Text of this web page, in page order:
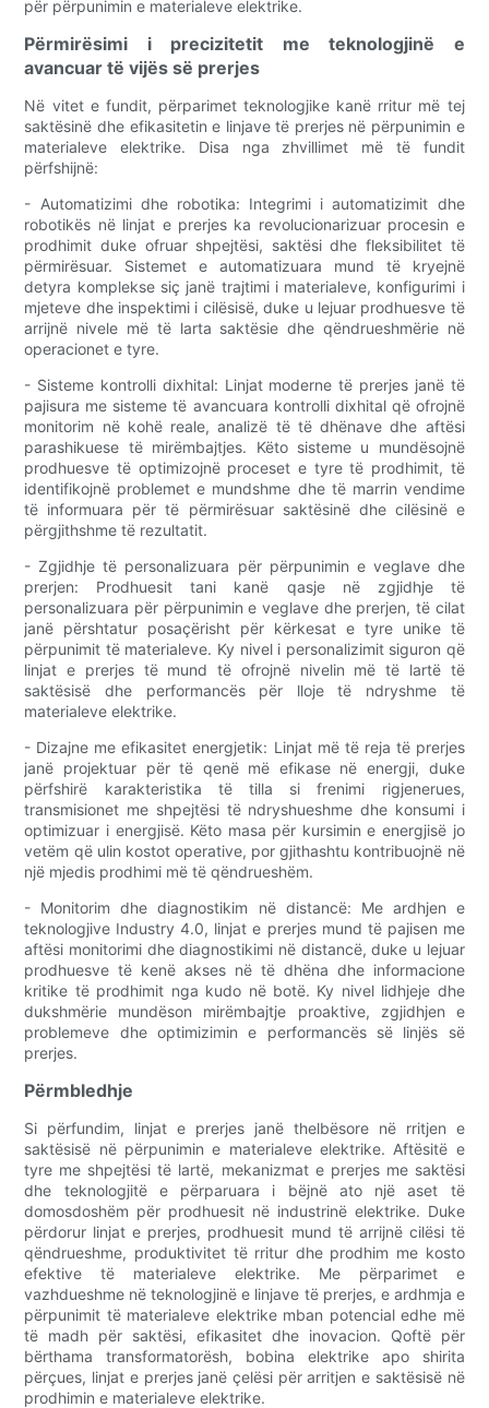
për përpunimin e materialeve elektrike.
Përmirësimi i precizitetit me teknologjinë e
avancuar të vijës së prerjes
Në vitet e fundit, përparimet teknologjike kanë rritur më tej
saktësinë dhe efikasitetin e linjave të prerjes në përpunimin e
materialeve elektrike. Disa nga zhvillimet më të fundit
përfshijnë:
- Automatizimi dhe robotika: Integrimi i automatizimit dhe
robotikës në linjat e prerjes ka revolucionarizuar procesin e
prodhimit duke ofruar shpejtësi, saktësi dhe fleksibilitet të
përmirësuar. Sistemet e automatizuara mund të kryejnë
detyra komplekse siç janë trajtimi i materialeve, konfigurimi i
mjeteve dhe inspektimi i cilësisë, duke u lejuar prodhuesve të
arrijnë nivele më të larta saktësie dhe qëndrueshmërie në
operacionet e tyre.
- Sisteme kontrolli dixhital: Linjat moderne të prerjes janë të
pajisura me sisteme të avancuara kontrolli dixhital që ofrojnë
monitorim në kohë reale, analizë të të dhënave dhe aftësi
parashikuese të mirëmbajtjes. Këto sisteme u mundësojnë
prodhuesve të optimizojnë proceset e tyre të prodhimit, të
identifikojnë problemet e mundshme dhe të marrin vendime
të informuara për të përmirësuar saktësinë dhe cilësinë e
përgjithshme të rezultatit.
- Zgjidhje të personalizuara për përpunimin e veglave dhe
prerjen: Prodhuesit tani kanë qasje në zgjidhje të
personalizuara për përpunimin e veglave dhe prerjen, të cilat
janë përshtatur posaçërisht për kërkesat e tyre unike të
përpunimit të materialeve. Ky nivel i personalizimit siguron që
linjat e prerjes të mund të ofrojnë nivelin më të lartë të
saktësisë dhe performancës për lloje të ndryshme të
materialeve elektrike.
- Dizajne me efikasitet energjetik: Linjat më të reja të prerjes
janë projektuar për të qenë më efikase në energji, duke
përfshirë karakteristika të tilla si frenimi rigjenerues,
transmisionet me shpejtësi të ndryshueshme dhe konsumi i
optimizuar i energjisë. Këto masa për kursimin e energjisë jo
vetëm që ulin kostot operative, por gjithashtu kontribuojnë në
një mjedis prodhimi më të qëndrueshëm.
- Monitorim dhe diagnostikim në distancë: Me ardhjen e
teknologjive Industry 4.0, linjat e prerjes mund të pajisen me
aftësi monitorimi dhe diagnostikimi në distancë, duke u lejuar
prodhuesve të kenë akses në të dhëna dhe informacione
kritike të prodhimit nga kudo në botë. Ky nivel lidhjeje dhe
dukshmërie mundëson mirëmbajtje proaktive, zgjidhjen e
problemeve dhe optimizimin e performancës së linjës së
prerjes.
Përmbledhje
Si përfundim, linjat e prerjes janë thelbësore në rritjen e
saktësisë në përpunimin e materialeve elektrike. Aftësitë e
tyre me shpejtësi të lartë, mekanizmat e prerjes me saktësi
dhe teknologjitë e përparuara i bëjnë ato një aset të
domosdoshëm për prodhuesit në industrinë elektrike. Duke
përdorur linjat e prerjes, prodhuesit mund të arrijnë cilësi të
qëndrueshme, produktivitet të rritur dhe prodhim me kosto
efektive të materialeve elektrike. Me përparimet e
vazhdueshme në teknologjinë e linjave të prerjes, e ardhmja e
përpunimit të materialeve elektrike mban potencial edhe më
të madh për saktësi, efikasitet dhe inovacion. Qoftë për
bërthama transformatorësh, bobina elektrike apo shirita
përçues, linjat e prerjes janë çelësi për arritjen e saktësisë në
prodhimin e materialeve elektrike.